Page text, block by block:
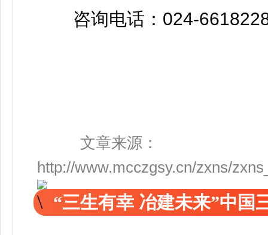
咨询电话：024-
文章来源：
http://www.mcczgsy.cn/zxns/
“三生有幸 冶建未来”中国